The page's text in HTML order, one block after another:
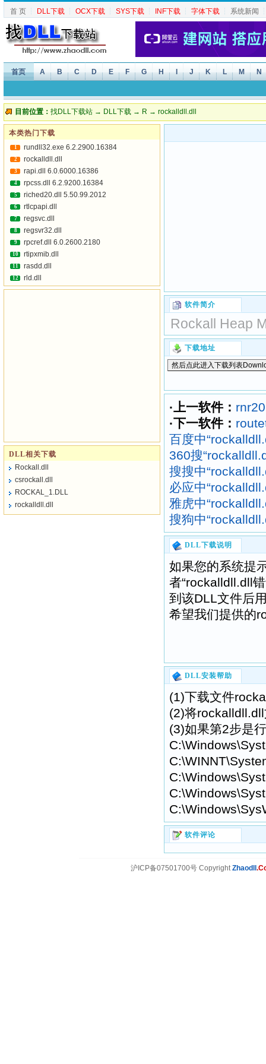
首 页 ┆ DLL下载 ┆ OCX下载 ┆ SYS下载 ┆ INF下载 ┆ 字体下载 ┆ 系统新闻
首页 A B C D E F G H J K L M N
目前位置： 找DLL下载站 → DLL下载 → R → rockalldll.dll
软件简介
Rockall Heap
下载地址
·上一软件：
·下一软件：
百度中
360搜
搜搜中
必应中
雅虎中
搜狗中
DLL下载说明
如果您的系统提
者“rockalldll.dll
到该DLL文件后
希望我们提供的
DLL安装帮助
(1)下载文件
(2)将
(3)如果第2步是
软件评论
本类热门下载
1 rundll32.exe 6.2.2900.16384
2 rockalldll.dll
3 rapi.dll 6.0.6000.16386
4 rpcss.dll 6.2.9200.16384
5 riched20.dll 5.50.99.2012
6 rtlcpapi.dll
7 regsvc.dll
8 regsvr32.dll
9 rpcref.dll 6.0.2600.2180
10 rtipxmib.dll
11 rasdd.dll
12 rld.dll
DLL相关下载
Rockall.dll
csrockall.dll
ROCKAL_1.DLL
rockalldll.dll
沪ICP备07501700号 CopyrightZhaodll